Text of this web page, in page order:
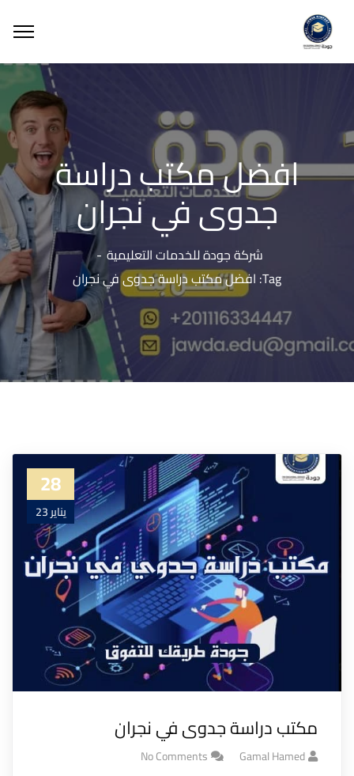
افضل مكتب دراسة
جدوى في نجران
شركة جودة للخدمات التعليمية
Tag: افضل مكتب دراسة جدوى في نجران
28
يناير 23
مكتب دراسة جدوى في نجران
Gamal Hamed
No Comments